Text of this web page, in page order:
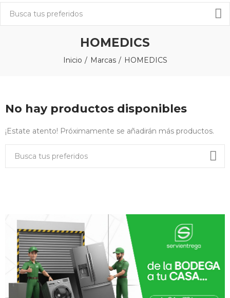
HOMEDICS
Inicio Marcas HOMEDICS
No hay productos disponibles
¡Estate atento! Próximamente se añadirán más productos.